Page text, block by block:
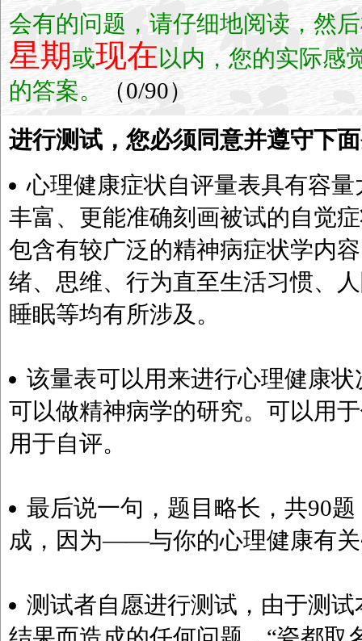
会有的问题，请仔细地阅读，然
星期或现在以内，您的实际感
的答案。
（0/90）
进行测试，您必须同意并遵守下
心理健康症状自评量表具有容
丰富、更能准确刻画被试的自觉
包含有较广泛的精神病症状学内
绪、思维、行为直至生活习惯、
睡眠等均有所涉及。
该量表可以用来进行心理健康
可以做精神病学的研究。可以用
用于自评。
最后说一句，题目略长，共90
成，因为——与你的心理健康有关
测试者自愿进行测试，由于测